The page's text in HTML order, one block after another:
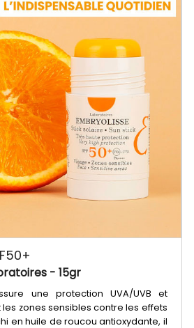
- 15gr
une protection UVA/UVB et
zones sensibles contre les effets
en huile de roucou antioxydante, il